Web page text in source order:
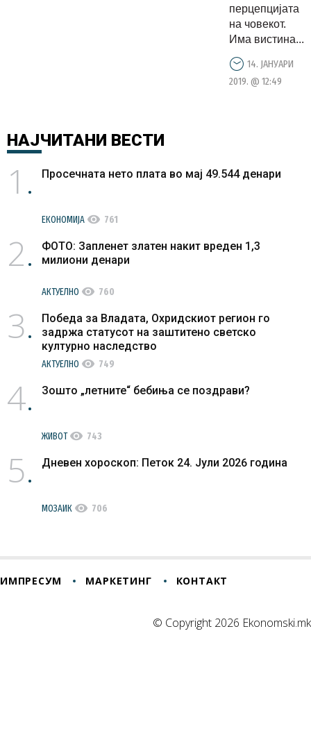
перцепцијата
на човекот.
Има вистина...
14. ЈАНУАРИ
2019. @ 12:49
НАЈЧИТАНИ ВЕСТИ
1 Просечната нето плата во мај 49.544 денари
ЕКОНОМИЈА visibility 761
2
ФОТО: Запленет златен накит вреден 1,3
милиони денари
АКТУЕЛНО visibility 760
3
Победа за Владата, Охридскиот регион го
задржа статусот на заштитено светско
културно наследство
АКТУЕЛНО visibility 749
4 Зошто „летните“ бебиња се поздрави?
ЖИВОТvisibility 743
5 Дневен хороскоп: Петок 24. Јули 2026 година
МОЗАИК visibility 706
ИМПРЕСУМ МАРКЕТИНГ КОНТАКТ
© Copyright 2026 Ekonomski.mk